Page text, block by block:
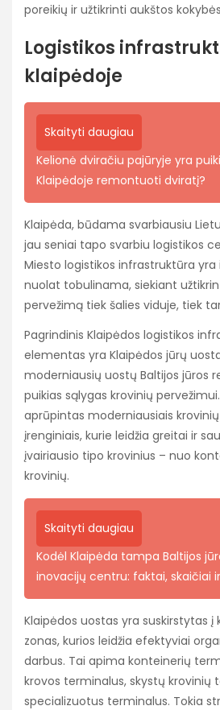
poreikių ir užtikrinti aukštos
Logistikos
klaipėdoje
Skaityti daugiau
Kelionė dviračiu pajūryje yra
Klaipėdoje remontuoti dviratį?
Klaipėda, būdama svarbiausiu
jau seniai tapo svarbiu logistikos
Miesto logistikos infrastruktūra
nuolat tobulinama, siekiant
pervežimą tiek šalies viduje, tiek
Pagrindinis Klaipėdos logistikos
elementas yra Klaipėdos jūrų
moderniausių uostų Baltijos jūros
puikias sąlygas krovinių
aprūpintas moderniausiais
įrenginiais, kurie leidžia greitai ir
įvairiausio tipo krovinius – nuo
krovinių.
Skaityti daugiau
Kodėl Klaipėda tampa Baltijos
inovacijų centru: faktai, skaičiai
Klaipėdos uostas yra suskirstytas į
zonas, kurios leidžia efektyviai
darbus. Tai apima konteinerių
krovos terminalus, skystų krovinių
specializuotus terminalus. Tokia